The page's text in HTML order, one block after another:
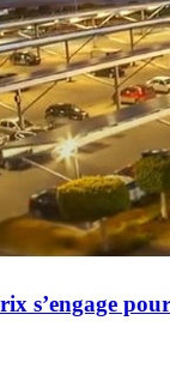
s’engage pour